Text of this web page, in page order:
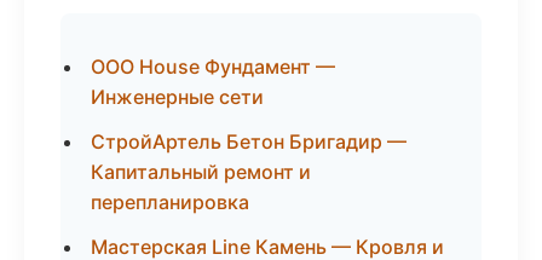
ООО House Фундамент —
Инженерные сети
СтройАртель Бетон Бригадир —
Капитальный ремонт и
перепланировка
Мастерская Line Камень — Кровля и